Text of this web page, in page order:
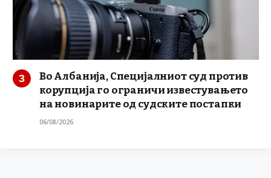
Во Албанија, Специјалниот суд против
корупција го ограничи известувањето
на новинарите од судските постапки
06/08/2026